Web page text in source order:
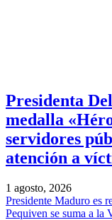
Presidenta
medalla
servidores
atención a
1 agosto, 2026
Presidente Maduro es
Pequiven se suma a la